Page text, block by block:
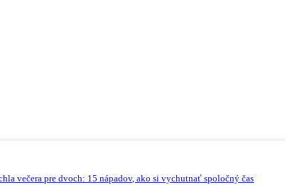
večera pre dvoch: 15 nápadov, ako si vychutnať spoločný čas